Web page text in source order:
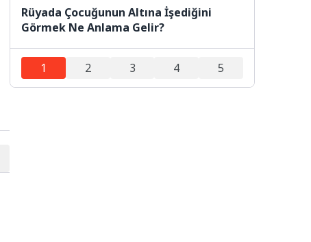
Rüyada Çocuğunun Altına İşediğini
Görmek Ne Anlama Gelir?
1 2 3 4 5